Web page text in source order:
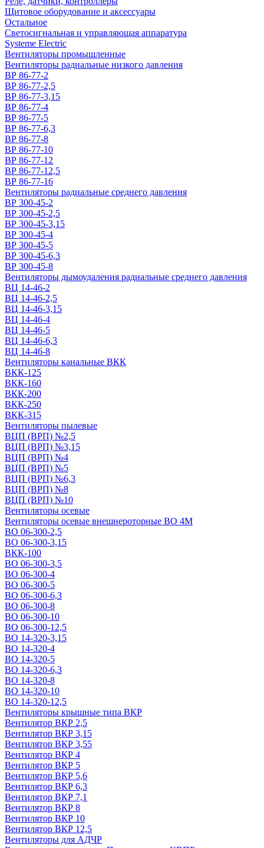
Щитовое оборудование и аксессуары
Остальное
Светосигнальная и управляющая аппаратура
Systeme Electric
Вентиляторы промышленные
Вентиляторы радиальные низкого давления
ВР 86-77-2
ВР 86-77-2,5
ВР 86-77-3,15
ВР 86-77-4
ВР 86-77-5
ВР 86-77-6,3
ВР 86-77-8
ВР 86-77-10
ВР 86-77-12
ВР 86-77-12,5
ВР 86-77-16
Вентиляторы радиальные среднего давления
ВР 300-45-2
ВР 300-45-2,5
ВР 300-45-3,15
ВР 300-45-4
ВР 300-45-5
ВР 300-45-6,3
ВР 300-45-8
Вентиляторы дымоудаления радиальные среднего давления
ВЦ 14-46-2
ВЦ 14-46-2,5
ВЦ 14-46-3,15
ВЦ 14-46-4
ВЦ 14-46-5
ВЦ 14-46-6,3
ВЦ 14-46-8
Вентиляторы канальные ВКК
ВКК-125
ВКК-160
ВКК-200
ВКК-250
ВКК-315
Вентиляторы пылевые
ВЦП (ВРП) №2,5
ВЦП (ВРП) №3,15
ВЦП (ВРП) №4
ВЦП (ВРП) №5
ВЦП (ВРП) №6,3
ВЦП (ВРП) №8
ВЦП (ВРП) №10
Вентиляторы осевые
Вентиляторы осевые внешнероторные ВО 4М
ВО 06-300-2,5
ВО 06-300-3,15
ВКК-100
ВО 06-300-3,5
ВО 06-300-4
ВО 06-300-5
ВО 06-300-6,3
ВО 06-300-8
ВО 06-300-10
ВО 06-300-12,5
ВО 14-320-3,15
ВО 14-320-4
ВО 14-320-5
ВО 14-320-6,3
ВО 14-320-8
ВО 14-320-10
ВО 14-320-12,5
Вентиляторы крышные типа ВКР
Вентилятор ВКР 2,5
Вентилятор ВКР 3,15
Вентилятор ВКР 3,55
Вентилятор ВКР 4
Вентилятор ВКР 5
Вентилятор ВКР 5,6
Вентилятор ВКР 6,3
Вентилятор ВКР 7,1
Вентилятор ВКР 8
Вентилятор ВКР 10
Вентилятор ВКР 12,5
Вентиляторы для АДЧР